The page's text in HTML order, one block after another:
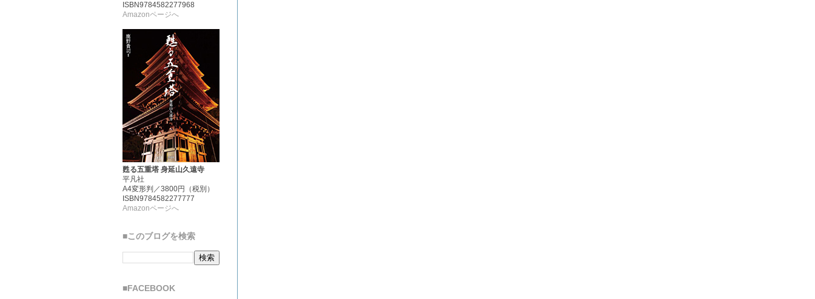
ISBN9784582277968
Amazonページへ
甦る五重塔 身延山久遠寺
平凡社
A4変形判／3800円（税別）
ISBN9784582277777
Amazonページへ
■このブログを検索
■FACEBOOK